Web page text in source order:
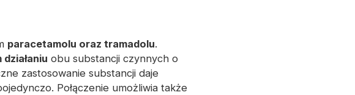
paracetamolu oraz tramadolu.
obu substancji czynnych o
zastosowanie substancji daje
Połączenie umożliwia także